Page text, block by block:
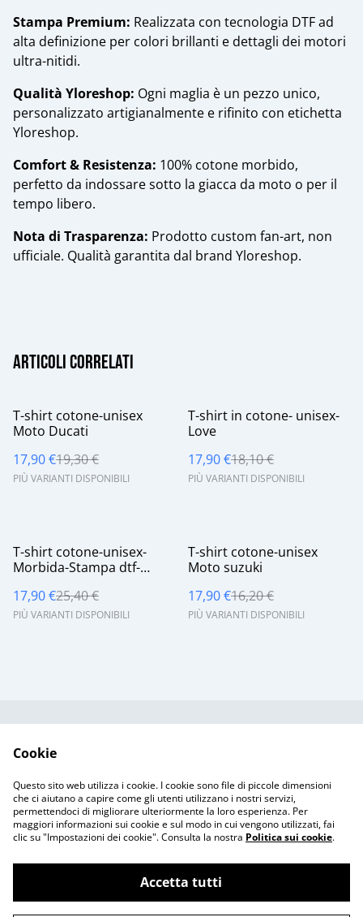
​Stampa Premium: Realizzata con tecnologia DTF ad
alta definizione per colori brillanti e dettagli dei motori
ultra-nitidi.
​Qualità Yloreshop: Ogni maglia è un pezzo unico,
personalizzato artigianalmente e rifinito con etichetta
Yloreshop.
​Comfort & Resistenza: 100% cotone morbido,
perfetto da indossare sotto la giacca da moto o per il
tempo libero.
​Nota di Trasparenza: Prodotto custom fan-art, non
ufficiale. Qualità garantita dal brand Yloreshop.
Articoli correlati
%
T-shirt cotone-unisex
Moto Ducati
17,90 €19,30 €
PIÙ VARIANTI DISPONIBILI
%
T-shirt in cotone- unisex-
Love
17,90 €18,10 €
PIÙ VARIANTI DISPONIBILI
%
T-shirt cotone-unisex-
Morbida-Stampa dtf-
17,90 €25,40 €
PIÙ VARIANTI DISPONIBILI
%
T-shirt cotone-unisex
Moto suzuki
17,90 €16,20 €
PIÙ VARIANTI DISPONIBILI
privacy
Resi & Spedizioni
©2026Yloreshop
Cookie
Questo sito web utilizza i cookie. I cookie sono file di piccole dimensioni
che ci aiutano a capire come gli utenti utilizzano i nostri servizi,
permettendoci di migliorare ulteriormente la loro esperienza. Per
maggiori informazioni sui cookie e sul modo in cui vengono utilizzati, fai
clic su "Impostazioni dei cookie". Consulta la nostra Politica sui cookie.
Accetta tutti